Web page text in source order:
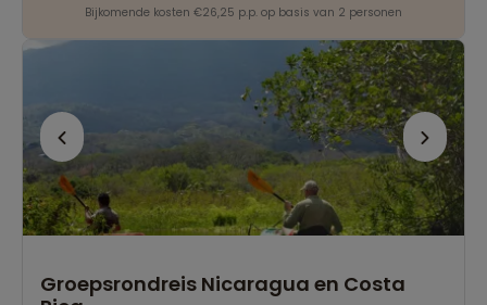
Bijkomende kosten €26,25 p.p. op basis van 2 personen
Groepsrondreis Nicaragua en Costa